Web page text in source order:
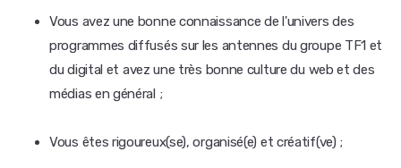
Vous avez une bonne connaissance de l'univers des
programmes diffusés sur les antennes du groupe TF1 et
du digital et avez une très bonne culture du web et des
médias en général ;
Vous êtes rigoureux(se), organisé(e) et créatif(ve) ;